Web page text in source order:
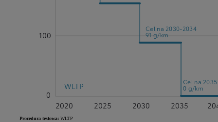
2020 2025 2030 2035
0
100
Cel na 2030-2034
91 g/km
Cel na 2035
0 g/km
WLTP
Procedura testowa: WLTP